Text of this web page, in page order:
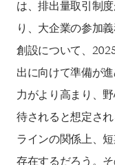
は、排出量取引制
り、大企業の参加
創設について、
出に向けて準備が
力がより高まり、
待されると想定さ
ラインの関係上、
存在するだろう。